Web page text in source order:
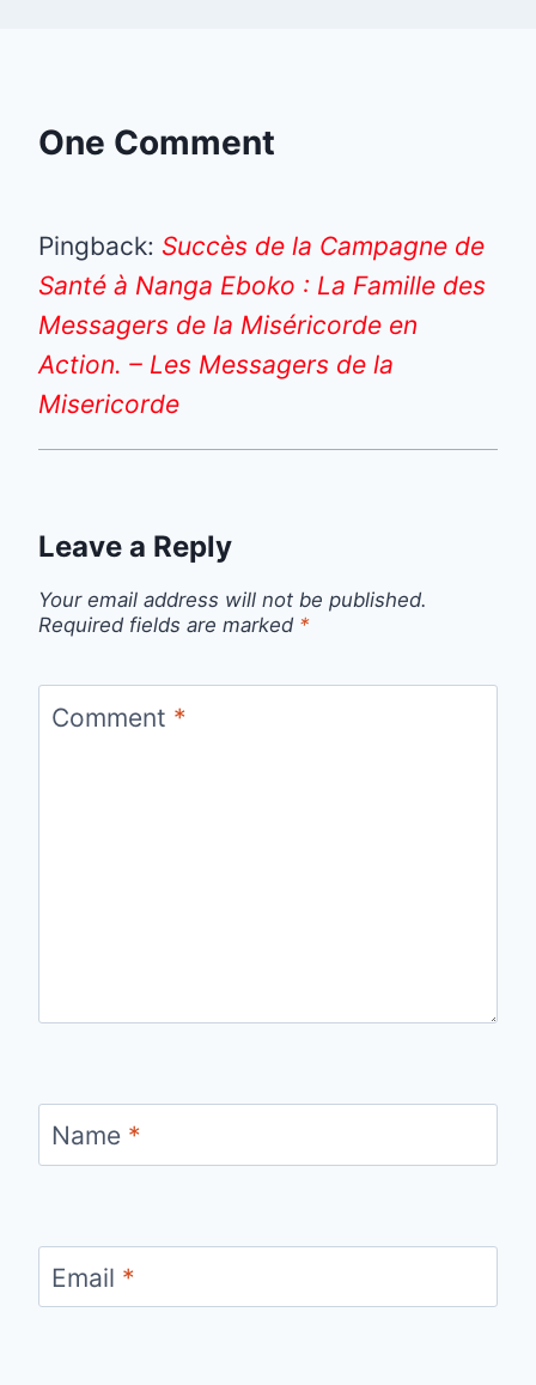
One Comment
Pingback: Succès de la Campagne de
Santé à Nanga Eboko : La Famille des
Messagers de la Miséricorde en
Action. – Les Messagers de la
Misericorde
Leave a Reply
Your email address will not be published.
Required fields are marked *
Comment *
Name *
Email *